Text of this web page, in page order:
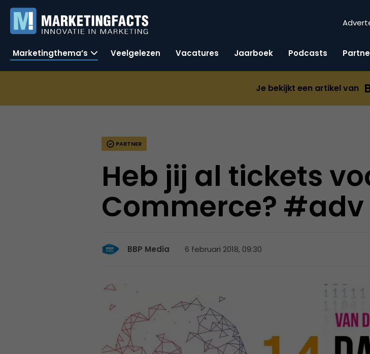
Marketingthema’s Veelgelezen Vacatures Jaarboek Podcasts
Je bekijkt een artikel van
PARTNER
Heb jij al tickets
Commerce? #adv
BBP Media 6 februari 2018, 09:30